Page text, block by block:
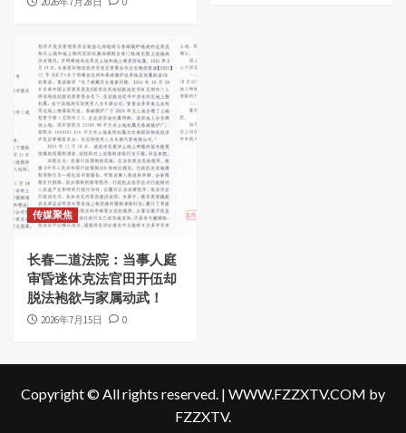
传媒聚焦
长春二道法院：当事人庭
审昏迷休克法官田开伍却
脱法袍欲与家属动武！
2026年7月15日 0
Copyright © All rights reserved. | WWW.FZZXTV.COM by
FZZXTV.